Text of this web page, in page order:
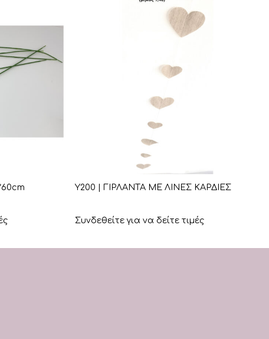
Υ200 | ΓΙΡΛΑΝΤΑ ΜΕ ΛΙΝΕΣ ΚΑΡΔΙΕΣ
Συνδεθείτε για να δείτε τιμές